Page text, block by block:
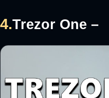
4.Trezor One –